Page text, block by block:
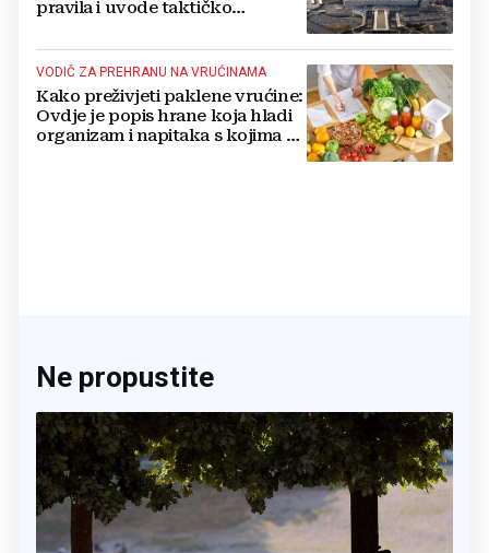
pravila i uvode taktičko
VODIČ ZA PREHRANU NA VRUĆINAMA
Kako preživjeti paklene vrućine:
Ovdje je popis hrane koja hladi
organizam i napitaka s kojima si
Ne propustite